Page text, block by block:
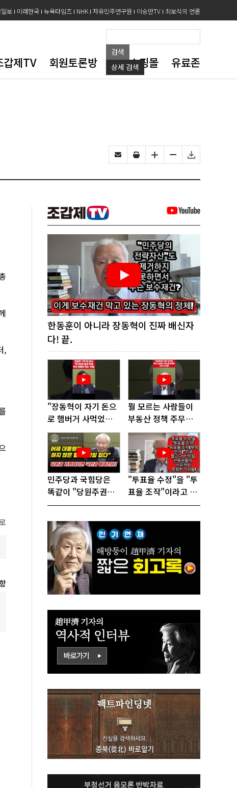
보 미래한국 뉴욕타임즈 NHK 자유민주연구원 이승만TV 최보식의 언론
검색
상세 검색
갑제TV 회원토론방 도서쇼핑몰 유료존
,
한동훈이 아니라 장동혁이 진짜 배신자
다! 끝.
"장동혁이 자기 돈으
로 햄버거 사먹었다
고? 너무 없어 보인
다"
뭘 모르는 사람들이
부동산 정책 주무르
다가 여기까지 왔다!
민주당과 국힘당은
똑같이 "당원주권정
당"으로 전락했다!
"투표율 수정"을 "투
표율 조작"이라고 선
동하는 참 나쁜 사람